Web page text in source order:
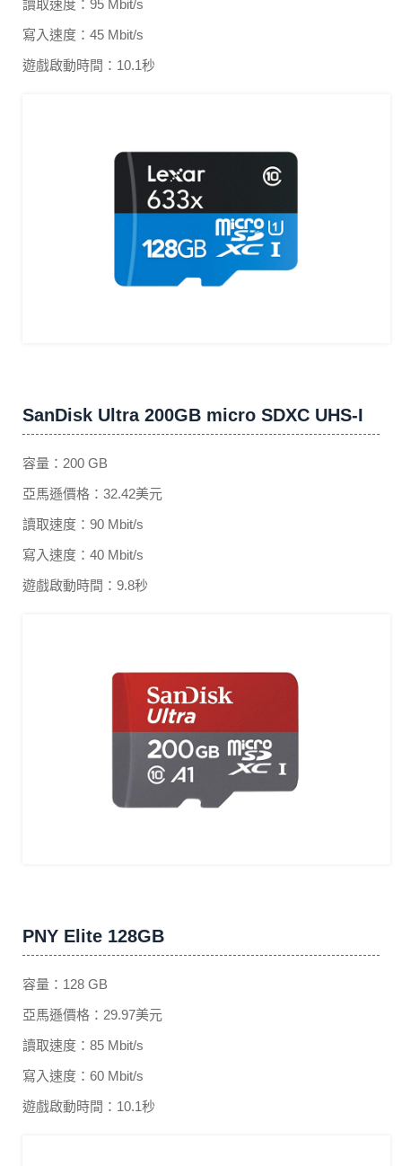
讀取速度：95 Mbit/s
寫入速度：45 Mbit/s
遊戲啟動時間：10.1秒
SanDisk Ultra 200GB micro SDXC UHS-I
容量：200 GB
亞馬遜價格：32.42美元
讀取速度：90 Mbit/s
寫入速度：40 Mbit/s
遊戲啟動時間：9.8秒
PNY Elite 128GB
容量：128 GB
亞馬遜價格：29.97美元
讀取速度：85 Mbit/s
寫入速度：60 Mbit/s
遊戲啟動時間：10.1秒